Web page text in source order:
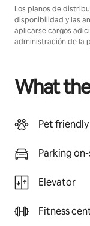
Los planos de
disponibilidad y las
aplicarse cargos
administración de la
What
Pet
Parking
Elevator
Fitness